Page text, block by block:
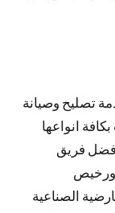
تصليح وصيانة
انواعها
فريق
ورخيص
الصناعية